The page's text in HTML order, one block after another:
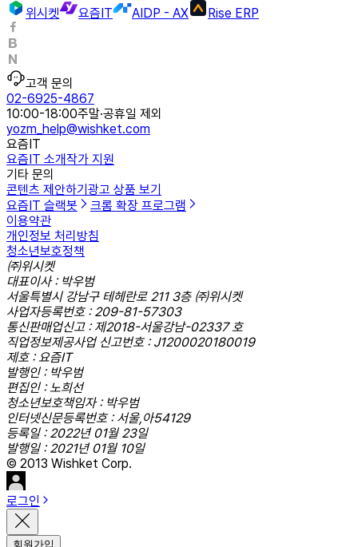
위시켓
요즘IT AIDP - AX Rise ERP
고객 문의
02-6925-4867
10:00-18:00주말·공휴일 제외
yozm_help@wishket.com
요즘IT
요즘IT 소개작가 지원
기타 문의
콘텐츠 제안하기 광고 상품 보기
요즘IT 슬랙봇
크롬 확장 프로그램
이용약관
개인정보 처리방침
청소년보호정책
㈜위시켓
대표이사 : 박우범
서울특별시 강남구 테헤란로 211 3층 ㈜위시켓
사업자등록번호 : 209-81-57303
통신판매업신고 : 제2018-서울강남-02337 호
직업정보제공사업 신고번호 : J1200020180019
제호 : 요즘IT
발행인 : 박우범
편집인 : 노희선
청소년보호책임자 : 박우범
인터넷신문등록번호 : 서울,아54129
등록일 : 2022년 01월 23일
발행일 : 2021년 01월 10일
© 2013 Wishket Corp.
로그인
회원가입